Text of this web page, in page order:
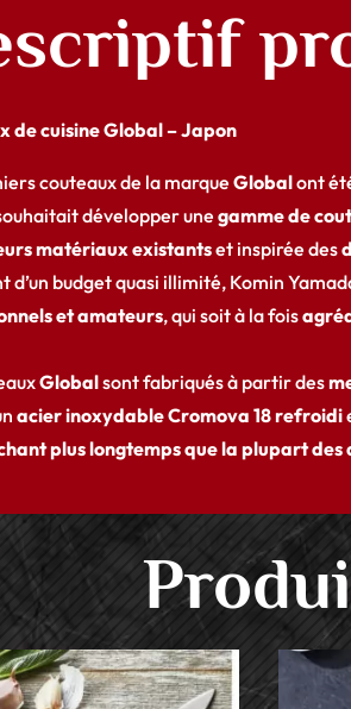
de cuisine Global – Japon
couteaux de la marqueGlobalont
développer unegamme de
matériaux existantset inspirée des
d’un budget quasi illimité, Komin
et amateurs, qui soit à la fois
Globalsont fabriqués à partir des
acier inoxydable Cromova 18 refroidi
plus longtemps que la plupart des